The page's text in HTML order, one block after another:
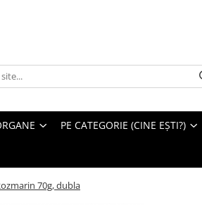
PE CATEGORIE (CINE EȘTI?)
70g, dubla